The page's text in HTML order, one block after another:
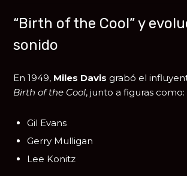
“Birth of the Cool” y
sonido
En 1949, Miles Davis grabó el
Birth of the Cool, junto a figuras como:
Gil Evans
Gerry Mulligan
Lee Konitz